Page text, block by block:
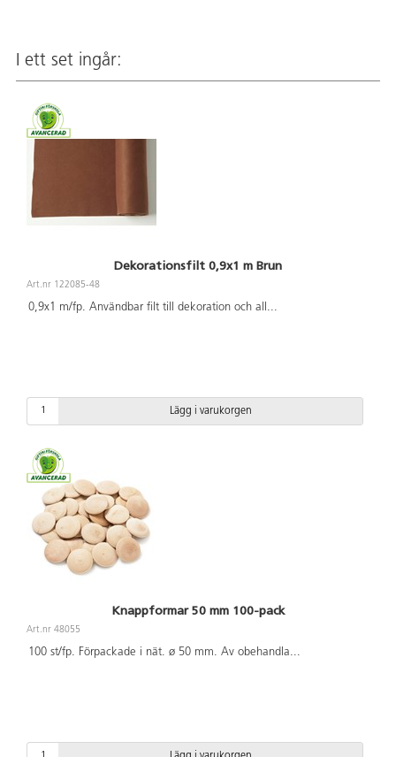
I ett set ingår:
Dekorationsfilt 0,9x1 m Brun
Art.nr 122085-48
0,9x1 m/fp. Användbar filt till dekoration och all ...
Lägg i varukorgen
Knappformar 50 mm 100-pack
Art.nr 48055
100 st/fp. Förpackade i nät. ø 50 mm. Av obehandla...